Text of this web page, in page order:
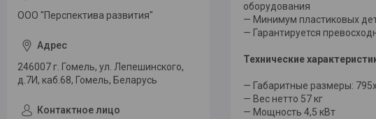
оборудования
— Минимум пластиковых
— Гарантируется
Технические
— Габаритные размеры:
— Вес нетто 57 кг
— Мощность 4,5 кВт
ООО "Перспектива развития"
246007 г. Гомель, ул. Лепешинского,
д.7И, каб.68, Гомель, Беларусь